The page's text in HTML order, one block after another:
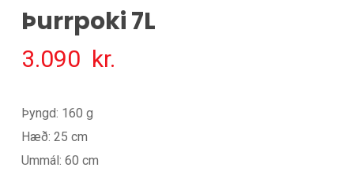
Þurrpoki 7L
3.090 kr.
Þyngd: 160 g
Hæð: 25 cm
Ummál: 60 cm